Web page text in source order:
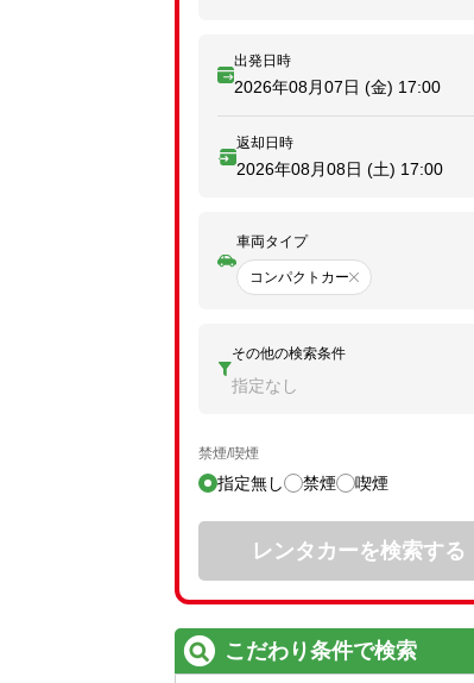
出発日時
2026年08月07日 (金) 17:00
返却日時
2026年08月08日 (土) 17:00
車両タイプ
コンパクトカー
その他の検索条件
指定なし
禁煙/喫煙
指定無し 禁煙 喫煙
レンタカーを検索する
こだわり条件で検索